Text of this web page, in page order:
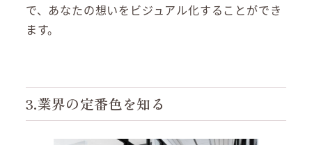
で、あなたの想いをビジュアル化することができ
ます。
3.業界の定番色を知る